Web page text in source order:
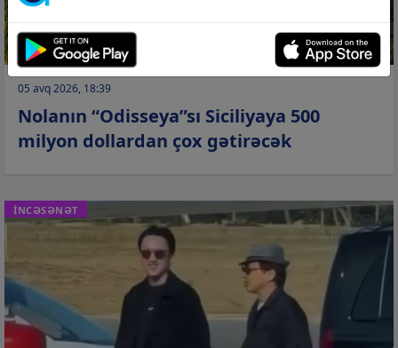
05 avq 2026, 18:39
Nolanın “Odisseya”sı Siciliyaya 500
milyon dollardan çox gətirəcək
İNCƏSƏNƏT